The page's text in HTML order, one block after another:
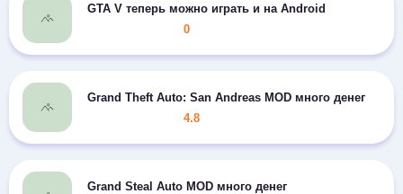
GTA V теперь можно играть и на Android
0
Grand Theft Auto: San Andreas MOD много денег
4.8
Grand Steal Auto MOD много денег